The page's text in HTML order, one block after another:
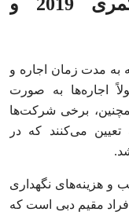
هزینه‌های اجاره تویوتا کمری 2019 و
2019 در دبی بسته به مدت زمان اجاره و
اجاره‌ها به صورت
برخی شرکت‌ها
تعیین می‌کنند که در
مناسب و هزینه‌های نگهداری
مقیم دبی است که